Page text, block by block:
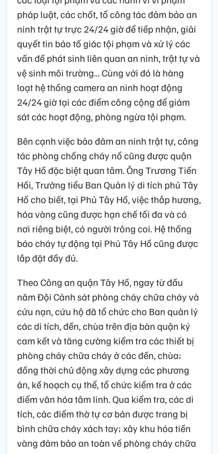
pháp luật, các chốt, tổ công tác đảm bảo an
ninh trật tự trực 24/24 giờ để tiếp nhận, giải
quyết tin báo tố giác tội phạm và xử lý các
vấn đề phát sinh liên quan an ninh, trật tự và
vệ sinh môi trường... Cùng với đó là hàng
loạt hệ thống camera an ninh hoạt động
24/24 giờ tại các điểm công cộng để giám
sát các hoạt động, phòng ngừa tội phạm.
Bên cạnh việc bảo đảm an ninh trật tự, công
tác phòng chống cháy nổ cũng được quận
Tây Hồ đặc biệt quan tâm. Ông Trương Tiến
Hồi, Trưởng tiểu Ban Quản lý di tích phủ Tây
Hồ cho biết, tại Phủ Tây Hồ, việc thắp hương,
hóa vàng cũng được hạn chế tối đa và có
nơi riêng biệt, có người trông coi. Hệ thống
báo cháy tự động tại Phủ Tây Hồ cũng được
lắp đặt đầy đủ.
Theo Công an quận Tây Hồ, ngay từ đầu
năm Đội Cảnh sát phòng cháy chữa cháy và
cứu nạn, cứu hộ đã tổ chức cho Ban quản lý
các di tích, đền, chùa trên địa bàn quận ký
cam kết và tăng cường kiểm tra các thiết bị
phòng cháy chữa cháy ở các đền, chùa;
đồng thời chủ động xây dựng các phương
án, kế hoạch cụ thể, tổ chức kiểm tra ở các
điểm văn hóa tâm linh. Qua kiểm tra, các di
tích, các điểm thờ tự cơ bản được trang bị
bình chữa cháy xách tay; xây khu hóa tiền
vàng đảm bảo an toàn về phòng cháy chữa